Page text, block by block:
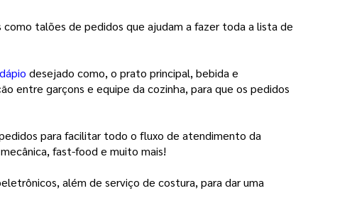
talões de pedidos que ajudam a fazer toda a lista de
desejado como, o prato principal, bebida e
entre garçons e equipe da cozinha, para que os pedidos
para facilitar todo o fluxo de atendimento da
fast-food e muito mais!
além de serviço de costura, para dar uma